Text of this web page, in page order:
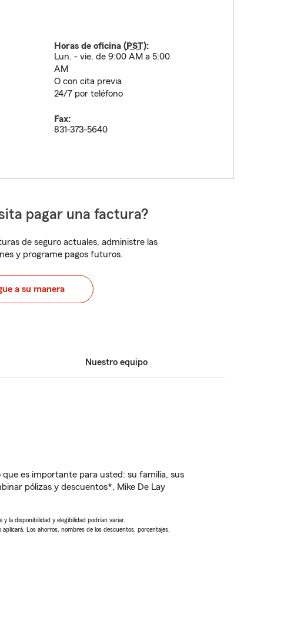
Horas de oficina (PST):
Lun. - vie. de 9:00 AM a 5:00
AM
O con cita previa
24/7 por teléfono
Fax:
831-373-5640
pagar una factura?
de seguro actuales, administre las
y programe pagos futuros.
a su manera
Nuestro equipo
es importante para usted: su familia, sus
pólizas y descuentos*, Mike De Lay
la disponibilidad y elegibilidad podrían variar.
Los ahorros, nombres de los descuentos, porcentajes,